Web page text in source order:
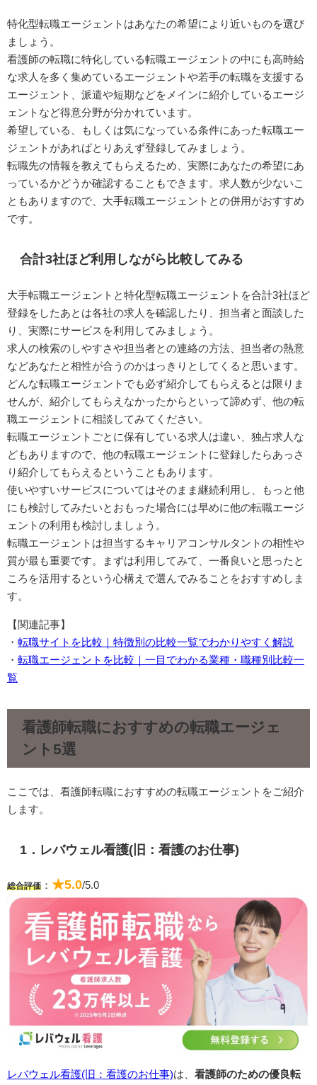
特化型転職エージェントはあなたの希望により近いものを選び
ましょう。
看護師の転職に特化している転職エージェントの中にも高時給
な求人を多く集めているエージェントや若手の転職を支援する
エージェント、派遣や短期などをメインに紹介しているエージ
ェントなど得意分野が分かれています。
希望している、もしくは気になっている条件にあった転職エー
ジェントがあればとりあえず登録してみましょう。
転職先の情報を教えてもらえるため、実際にあなたの希望にあ
っているかどうか確認することもできます。求人数が少ないこ
ともありますので、大手転職エージェントとの併用がおすすめ
です。
合計3社ほど利用しながら比較してみる
大手転職エージェントと特化型転職エージェントを合計3社ほど
登録をしたあとは各社の求人を確認したり、担当者と面談した
り、実際にサービスを利用してみましょう。
求人の検索のしやすさや担当者との連絡の方法、担当者の熱意
などあなたと相性が合うのかはっきりとしてくると思います。
どんな転職エージェントでも必ず紹介してもらえるとは限りま
せんが、紹介してもらえなかったからといって諦めず、他の転
職エージェントに相談してみてください。
転職エージェントごとに保有している求人は違い、独占求人な
どもありますので、他の転職エージェントに登録したらあっさ
り紹介してもらえるということもあります。
使いやすいサービスについてはそのまま継続利用し、もっと他
にも検討してみたいとおもった場合には早めに他の転職エージ
ェントの利用も検討しましょう。
転職エージェントは担当するキャリアコンサルタントの相性や
質が最も重要です。まずは利用してみて、一番良いと思ったと
ころを活用するという心構えで選んでみることをおすすめしま
す。
【関連記事】
・ 転職サイトを比較｜特徴別の比較一覧でわかりやすく解説
・ 転職エージェントを比較｜一目でわかる業種・職種別比較一
覧
看護師転職におすすめの転職エージェ
ント5選
ここでは、看護師転職におすすめの転職エージェントをご紹介
します。
1．レバウェル看護(旧：看護のお仕事)
総合評価 ： ★5.0/5.0
レバウェル看護(旧：看護のお仕事)は、 看護師のための優良転